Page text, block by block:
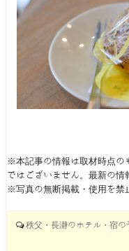
※本記事の情報は取材時点の
ではございません。最新の情
※写真の無断掲載・使用を禁
秩父・長瀞のホテル・宿の